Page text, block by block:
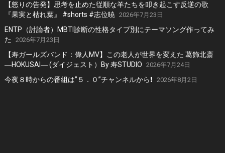
【怒りの告発】思考を止めた従順な羊たちを叩き起こす反逆の歌
『果実と枯れ葉』 #shorts #志位暁 2026年7月23日
ENTP（討論者）MBTI診断の性格タイプ別にテーマソング作ってみ
た
2026年7月23日
【寿ガールズバンド：偉人MV】この老人が世界を変えた 葛飾北斎
―HOKUSAI― (ダイジェスト）By 寿STUDIO 2026年7月24日
今夜８時からの番組は”５．０”チャンネルから❗️ 2026年8月2日